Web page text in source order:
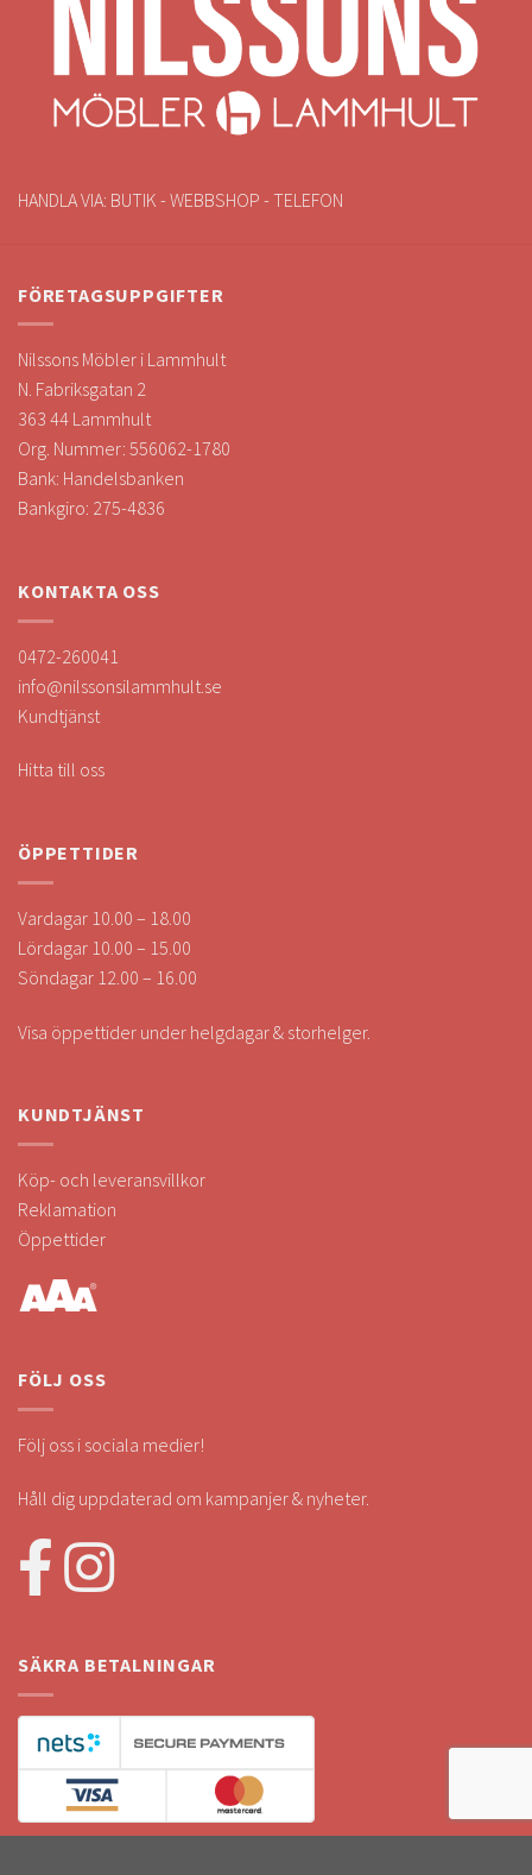
HANDLA VIA: BUTIK - WEBBSHOP - TELEFON
FÖRETAGSUPPGIFTER
Nilssons Möbler i Lammhult
N. Fabriksgatan 2
363 44 Lammhult
Org. Nummer: 556062-1780
Bank: Handelsbanken
Bankgiro: 275-4836
KONTAKTA OSS
0472-260041
info@nilssonsilammhult.se
Kundtjänst
Hitta till oss
ÖPPETTIDER
Vardagar 10.00 – 18.00
Lördagar 10.00 – 15.00
Söndagar 12.00 – 16.00
Visa öppettider under helgdagar & storhelger.
KUNDTJÄNST
Köp- och leveransvillkor
Reklamation
Öppettider
FÖLJ OSS
Följ oss i sociala medier!
Håll dig uppdaterad om kampanjer & nyheter.
SÄKRA BETALNINGAR